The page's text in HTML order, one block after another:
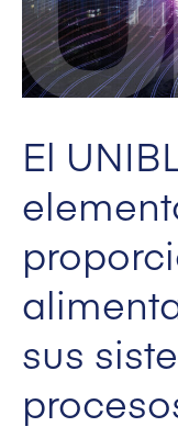
El
sus